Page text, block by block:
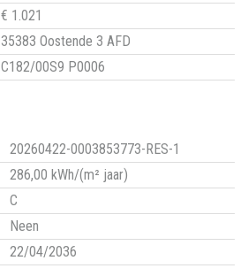
€ 1.021
35383 Oostende 3 AFD
C182/00S9 P0006
20260422-0003853773-RES-1
286,00 kWh/(m² jaar)
C
Neen
22/04/2036